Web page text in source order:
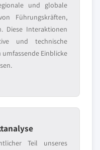
und globale
Führungskräften,
Diese Interaktionen
und technische
Einblicke
Teil unseres